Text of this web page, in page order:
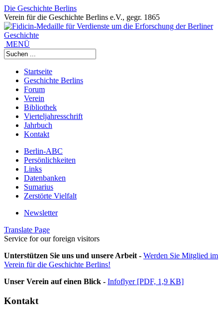
Die Geschichte Berlins
Verein für die Geschichte Berlins e.V., gegr. 1865
MENÜ
Startseite
Geschichte Berlins
Forum
Verein
Bibliothek
Vierteljahresschrift
Jahrbuch
Kontakt
Berlin-ABC
Persönlichkeiten
Links
Datenbanken
Sumarius
Zerstörte Vielfalt
Newsletter
Translate Page
Service for our foreign visitors
Unterstützen Sie uns und unsere Arbeit - Werden Sie Mitglied im
Verein für die Geschichte Berlins!
Unser Verein auf einen Blick - Infoflyer [PDF, 1,9 KB]
Kontakt